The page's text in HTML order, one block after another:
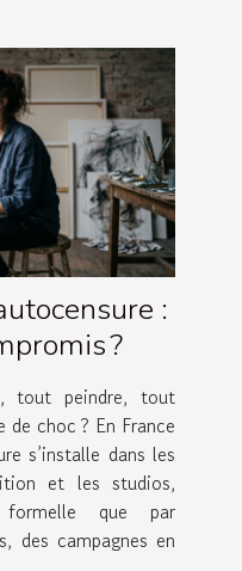
:
?
tout peindre, tout
de choc ? En France
s’installe dans les
et les studios,
que par
des campagnes en